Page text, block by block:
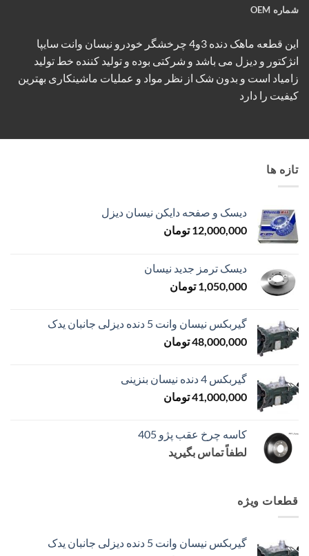
شماره OEM
این قطعه ماهک دنده 3و4 چرخشگر خودرو نیسان وانت سایپا
انژکتور و دیزل می باشد و شرکتی بوده و تولید کننده خط تولید
زامیاد است و بدون شک از نظر مواد و عملیات ماشینکاری بهترین
کیفیت را دارد
تازه ها
دیسک و صفحه دایکن نیسان دیزل
12,000,000 تومان
دیسک ترمز جدید نیسان
1,050,000 تومان
گیربکس نیسان وانت 5 دنده دیزلی جانبان یدک
48,000,000تومان
گیربکس 4 دنده نیسان بنزینی
41,000,000تومان
کاسه چرخ عقب پژو 405
لطفاً تماس بگیرید
قطعات ویژه
گیربکس نیسان وانت 5 دنده دیزلی جانبان یدک